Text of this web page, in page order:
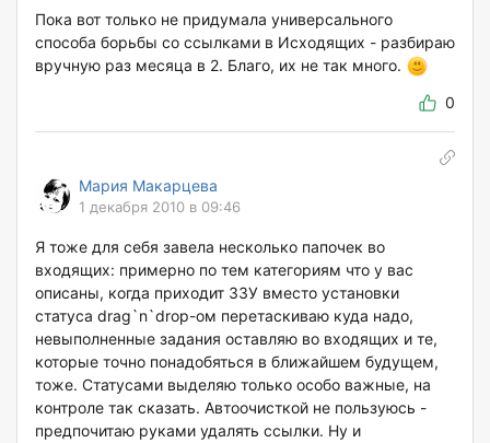
Пока вот только не придумала универсального
способа борьбы со ссылками в Исходящих - разбираю
вручную раз месяца в 2. Благо, их не так много.
0
Мария Макарцева
1 декабря 2010 в 09:46
Я тоже для себя завела несколько папочек во
входящих: примерно по тем категориям что у вас
описаны, когда приходит ЗЗУ вместо установки
статуса drag`n`drop-ом перетаскиваю куда надо,
невыполненные задания оставляю во входящих и те,
которые точно понадобяться в ближайшем будущем,
тоже. Статусами выделяю только особо важные, на
контроле так сказать. Автоочисткой не пользуюсь -
предпочитаю руками удалять ссылки. Ну и